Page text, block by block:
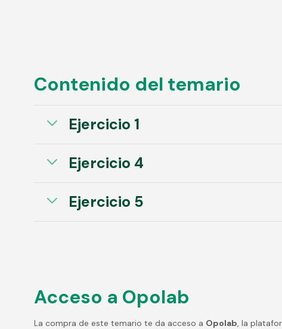
Contenido del temario
Ejercicio 1
Ejercicio 4
Ejercicio 5
Acceso a Opolab
La compra de este temario te da acceso a Opolab, la